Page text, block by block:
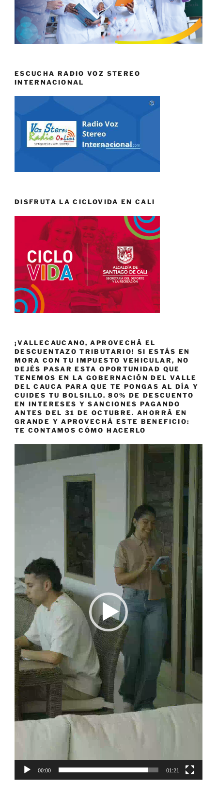
ESCUCHA RADIO VOZ STEREO
INTERNACIONAL
DISFRUTA LA CICLOVIDA EN CALI
¡VALLECAUCANO, APROVECHÁ EL
DESCUENTAZO TRIBUTARIO! SI ESTÁS EN
MORA CON TU IMPUESTO VEHICULAR, NO
DEJÉS PASAR ESTA OPORTUNIDAD QUE
TENEMOS EN LA GOBERNACIÓN DEL VALLE
DEL CAUCA PARA QUE TE PONGAS AL DÍA Y
CUIDES TU BOLSILLO. 80% DE DESCUENTO
EN INTERESES Y SANCIONES PAGANDO
ANTES DEL 31 DE OCTUBRE. AHORRÁ EN
GRANDE Y APROVECHÁ ESTE BENEFICIO:
TE CONTAMOS CÓMO HACERLO
00:00 01:21